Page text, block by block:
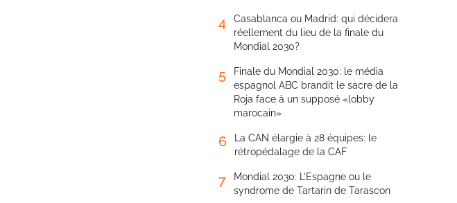
4
Casablanca ou Madrid: qui décidera
réellement du lieu de la finale du
Mondial 2030?
5
Finale du Mondial 2030: le média
espagnol ABC brandit le sacre de la
Roja face à un supposé «lobby
marocain»
6
La CAN élargie à 28 équipes: le
rétropédalage de la CAF
7
Mondial 2030: L’Espagne ou le
syndrome de Tartarin de Tarascon